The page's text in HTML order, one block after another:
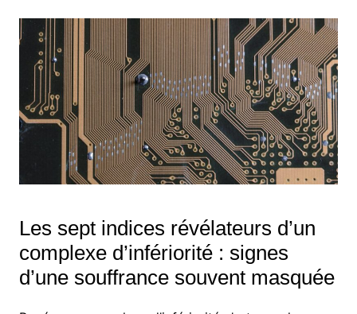
Les sept indices révélateurs d’un
complexe d’infériorité : signes
d’une souffrance souvent masquée